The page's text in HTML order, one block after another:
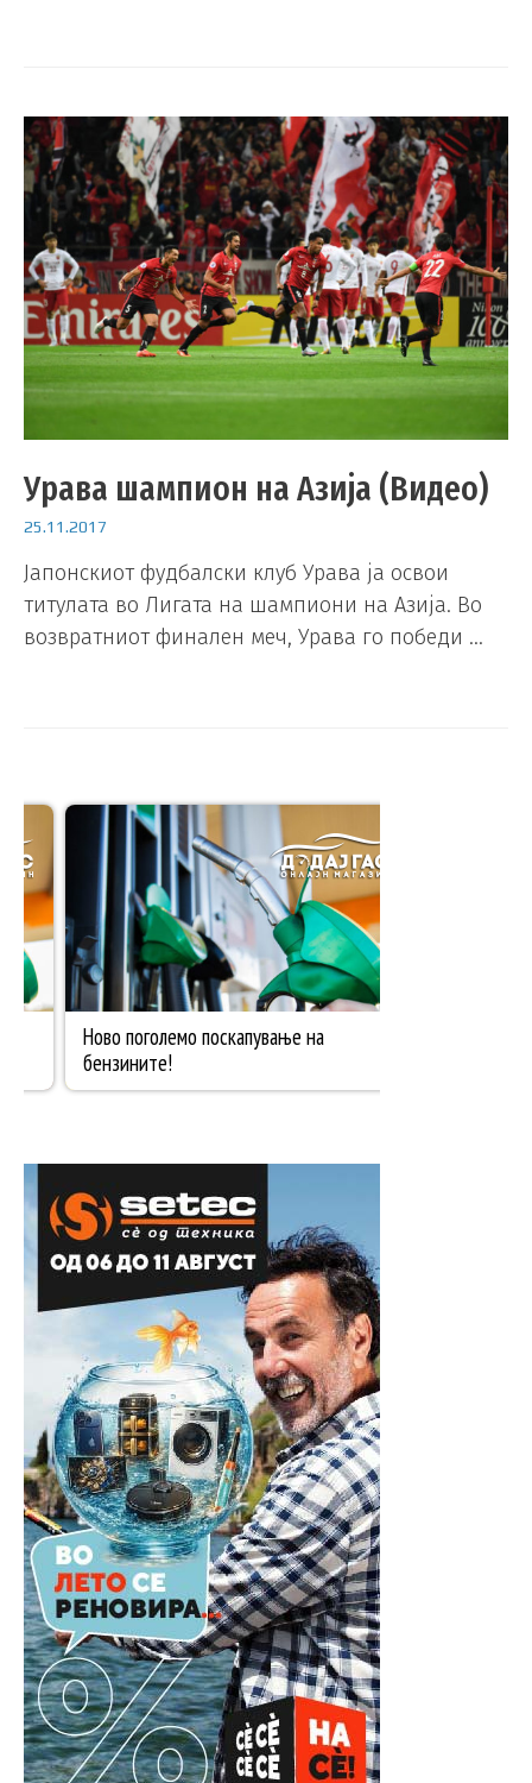
Урава шампион на Азија (Видео)
25.11.2017
Јапонскиот фудбалски клуб Урава ја освои
титулата во Лигата на шампиони на Азија. Во
возвратниот финален меч, Урава го победи …